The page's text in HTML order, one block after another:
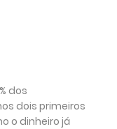
dos
dois primeiros
o dinheiro já